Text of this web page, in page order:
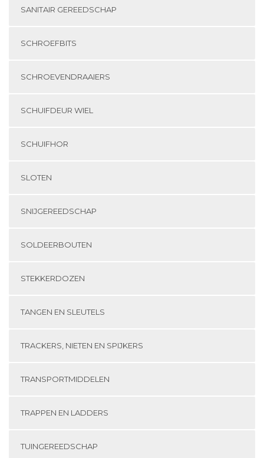
SANITAIR GEREEDSCHAP
SCHROEFBITS
SCHROEVENDRAAIERS
SCHUIFDEUR WIEL
SCHUIFHOR
SLOTEN
SNIJGEREEDSCHAP
SOLDEERBOUTEN
STEKKERDOZEN
TANGEN EN SLEUTELS
TRACKERS, NIETEN EN SPIJKERS
TRANSPORTMIDDELEN
TRAPPEN EN LADDERS
TUINGEREEDSCHAP